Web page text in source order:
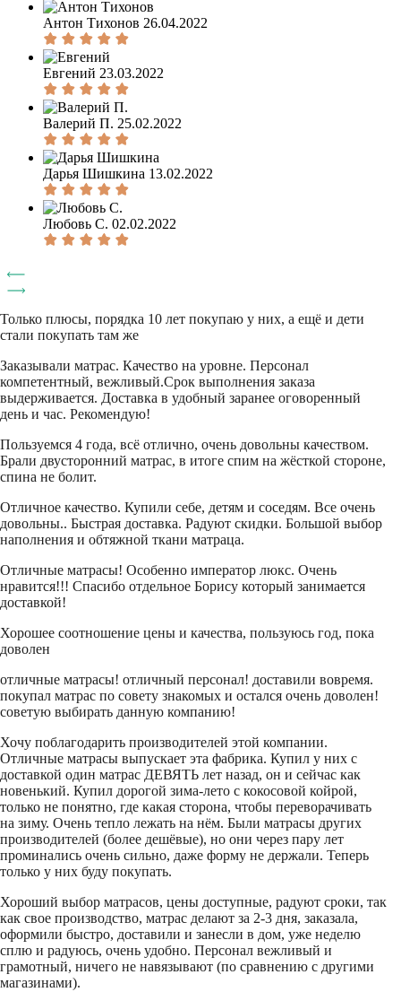
Антон Тихонов 26.04.2022
Евгений 23.03.2022
Валерий П. 25.02.2022
Дарья Шишкина 13.02.2022
Любовь С. 02.02.2022
Только плюсы, порядка 10 лет покупаю у них, а ещё и дети
стали покупать там же
Заказывали матрас. Качество на уровне. Персонал
компетентный, вежливый.Срок выполнения заказа
выдерживается. Доставка в удобный заранее оговоренный
день и час. Рекомендую!
Пользуемся 4 года, всё отлично, очень довольны качеством.
Брали двусторонний матрас, в итоге спим на жёсткой стороне,
спина не болит.
Отличное качество. Купили себе, детям и соседям. Все очень
довольны.. Быстрая доставка. Радуют скидки. Большой выбор
наполнения и обтяжной ткани матраца.
Отличные матрасы! Особенно император люкс. Очень
нравится!!! Спасибо отдельное Борису который занимается
доставкой!
Хорошее соотношение цены и качества, пользуюсь год, пока
доволен
отличные матрасы! отличный персонал! доставили вовремя.
покупал матрас по совету знакомых и остался очень доволен!
советую выбирать данную компанию!
Хочу поблагодарить производителей этой компании.
Отличные матрасы выпускает эта фабрика. Купил у них с
доставкой один матрас ДЕВЯТЬ лет назад, он и сейчас как
новенький. Купил дорогой зима-лето с кокосовой койрой,
только не понятно, где какая сторона, чтобы переворачивать
на зиму. Очень тепло лежать на нём. Были матрасы других
производителей (более дешёвые), но они через пару лет
проминались очень сильно, даже форму не держали. Теперь
только у них буду покупать.
Хороший выбор матрасов, цены доступные, радуют сроки, так
как свое производство, матрас делают за 2-3 дня, заказала,
оформили быстро, доставили и занесли в дом, уже неделю
сплю и радуюсь, очень удобно. Персонал вежливый и
грамотный, ничего не навязывают (по сравнению с другими
магазинами).